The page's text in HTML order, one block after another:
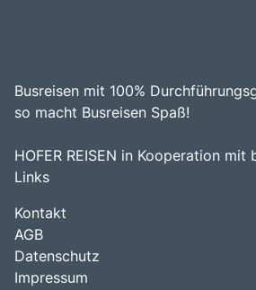
Busreisen mit 100%
so macht Busreisen Spaß!
HOFER REISEN in Kooperation mit
Links
Kontakt
AGB
Datenschutz
Impressum